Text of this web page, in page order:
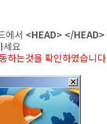
에서 <HEAD> </HEAD>
세요
하는것을 확인하였습니다